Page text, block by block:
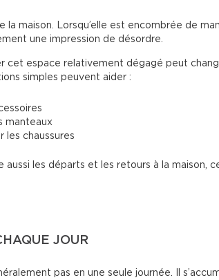
la maison. Lorsqu’elle est encombrée de
une impression de désordre.
cet espace relativement dégagé peut
simples peuvent aider :
manteaux
les chaussures
les départs et les retours à la maison,
JOUR
pas en une seule journée. Il